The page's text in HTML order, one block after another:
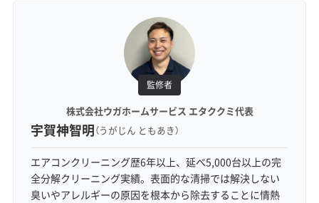
監修者
株式会社ウガホームサービス エタククミ代表
宇賀神智明（うがじん ともあき）
エアコンクリーニング歴6年以上、延べ5,000台以上の完
全分解クリーニング実績。表面的な清掃では解決しない
臭いやアレルギーの原因を根本から除去することに情熱